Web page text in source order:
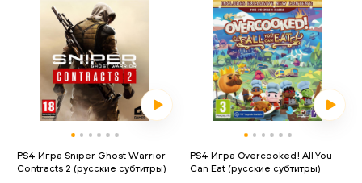
PS4 Игра Sniper Ghost Warrior
Contracts 2 (русские субтитры)
PS4 Игра Overcooked! All You
Can Eat (русские субтитры)